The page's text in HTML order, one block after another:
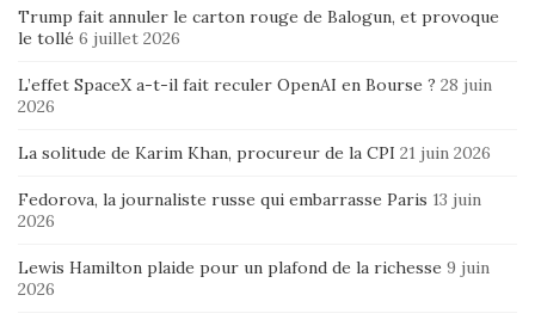
Trump fait annuler le carton rouge de Balogun, et provoque
le tollé 6 juillet 2026
L’effet SpaceX a-t-il fait reculer OpenAI en Bourse ? 28 juin
2026
La solitude de Karim Khan, procureur de la CPI 21 juin 2026
Fedorova, la journaliste russe qui embarrasse Paris 13 juin
2026
Lewis Hamilton plaide pour un plafond de la richesse 9 juin
2026